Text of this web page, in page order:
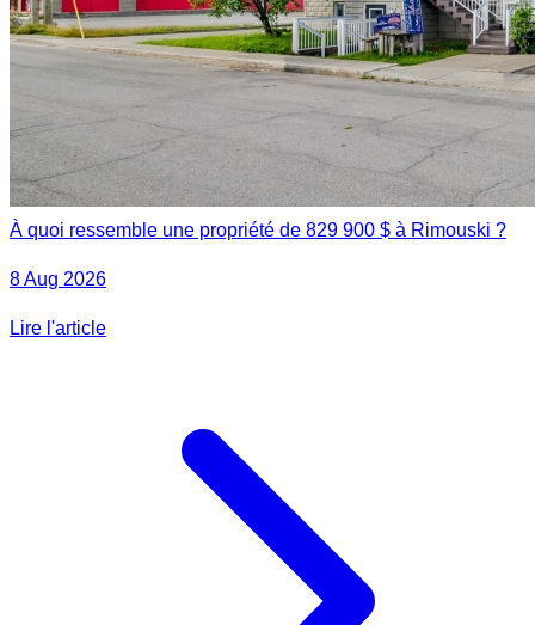
À quoi ressemble une propriété de 829 900 $ à Rimouski ?
8 Aug 2026
Lire l'article